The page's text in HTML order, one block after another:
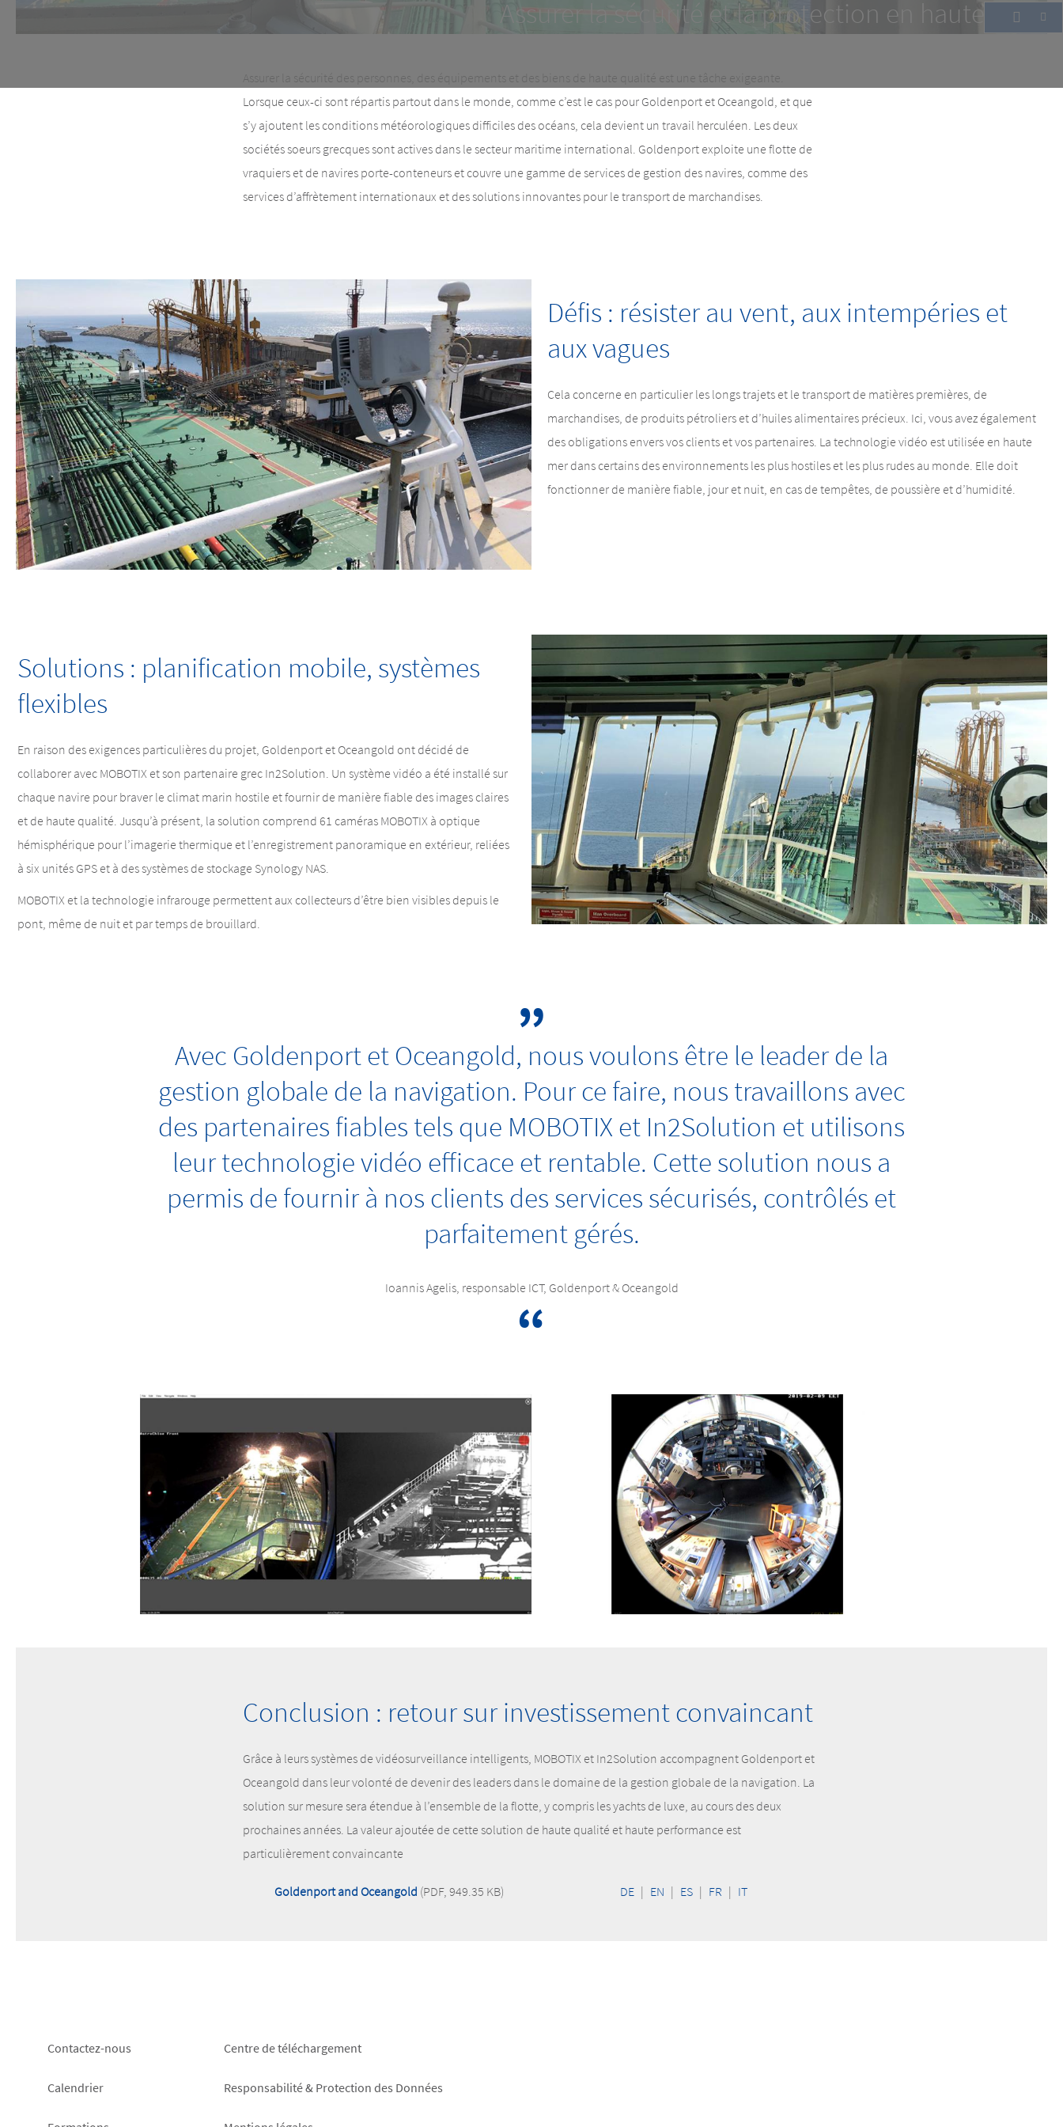
Assurer la sécurité et la protection en haute mer
Assurer la sécurité des personnes, des équipements et des biens de haute qualité est une tâche exigeante.
Lorsque ceux-ci sont répartis partout dans le monde, comme c’est le cas pour Goldenport et Oceangold, et que
s’y ajoutent les conditions météorologiques difficiles des océans, cela devient un travail herculéen. Les deux
sociétés soeurs grecques sont actives dans le secteur maritime international. Goldenport exploite une flotte de
vraquiers et de navires porte-conteneurs et couvre une gamme de services de gestion des navires, comme des
services d’affrètement internationaux et des solutions innovantes pour le transport de marchandises.
Défis : résister au vent, aux intempéries et
aux vagues
Cela concerne en particulier les longs trajets et le transport de matières premières, de
marchandises, de produits pétroliers et d’huiles alimentaires précieux. Ici, vous avez également
des obligations envers vos clients et vos partenaires. La technologie vidéo est utilisée en haute
mer dans certains des environnements les plus hostiles et les plus rudes au monde. Elle doit
fonctionner de manière fiable, jour et nuit, en cas de tempêtes, de poussière et d’humidité.
Solutions : planification mobile, systèmes
flexibles
En raison des exigences particulières du projet, Goldenport et Oceangold ont décidé de
collaborer avec MOBOTIX et son partenaire grec In2Solution. Un système vidéo a été installé sur
chaque navire pour braver le climat marin hostile et fournir de manière fiable des images claires
et de haute qualité. Jusqu’à présent, la solution comprend 61 caméras MOBOTIX à optique
hémisphérique pour l’imagerie thermique et l’enregistrement panoramique en extérieur, reliées
à six unités GPS et à des systèmes de stockage Synology NAS.
MOBOTIX et la technologie infrarouge permettent aux collecteurs d’être bien visibles depuis le
pont, même de nuit et par temps de brouillard.
Avec Goldenport et Oceangold, nous voulons être le leader de la
gestion globale de la navigation. Pour ce faire, nous travaillons avec
des partenaires fiables tels que MOBOTIX et In2Solution et utilisons
leur technologie vidéo efficace et rentable. Cette solution nous a
permis de fournir à nos clients des services sécurisés, contrôlés et
parfaitement gérés.
Ioannis Agelis, responsable ICT, Goldenport & Oceangold
Conclusion : retour sur investissement convaincant
Grâce à leurs systèmes de vidéosurveillance intelligents, MOBOTIX et In2Solution accompagnent Goldenport et
Oceangold dans leur volonté de devenir des leaders dans le domaine de la gestion globale de la navigation. La
solution sur mesure sera étendue à l’ensemble de la flotte, y compris les yachts de luxe, au cours des deux
prochaines années. La valeur ajoutée de cette solution de haute qualité et haute performance est
particulièrement convaincante
Goldenport and Oceangold (PDF, 949.35 KB) DE | EN | ES | FR | IT
Footer
left
Contactez-nous
Calendrier
Footer
right
Centre de téléchargement
Responsabilité & Protection des Données